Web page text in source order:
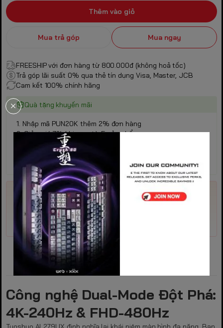
Thêm vào giỏ
Mua trả góp Mua ngay
FREESHIP với đơn hàng từ 800.000đ (không hoả tốc)
Trả góp lãi suất 0% qua thẻ tín dụng Visa, Master, JCB
Cam kết 100% chính hãng
Quà tặng khuyến mãi
1. Nhập mã PUN20K thêm 2% đơn hàng
2. Giảm giá 7% khi mua từ 5 sản phẩm
3. Giảm giá 10% khi mua từ 10 sản phẩm
4. Khách hàng thân quen giảm 5% khi mua hàng lần 2 (
Không áp dụng các khuyến mại trên )
Mã giảm giá
Nhập
môn
Trải
nghiệm
Công nghệ Dual-Mode Đột Phá:
4K-240Hz & FHD-480Hz